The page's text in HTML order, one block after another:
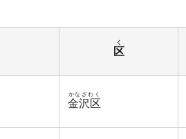
区
く
金沢区
かなざわく